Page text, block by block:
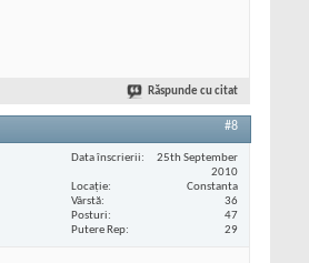
Răspunde cu citat
#8
Data înscrierii
25th September
2010
Locaţie
Constanta
Vârstă
36
Posturi
47
Putere Rep
29